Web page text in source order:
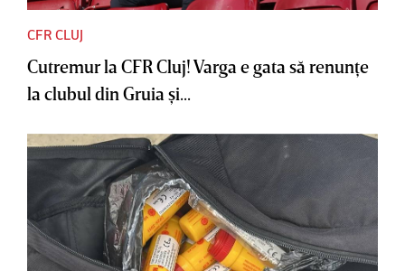
CFR CLUJ
Cutremur la CFR Cluj! Varga e gata să renunţe
la clubul din Gruia şi...